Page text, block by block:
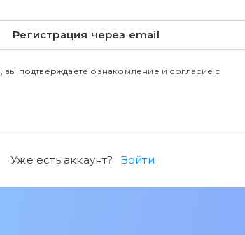
Регистрация через email
вы подтверждаете ознакомление и согласие с
Уже есть аккаунт? Войти